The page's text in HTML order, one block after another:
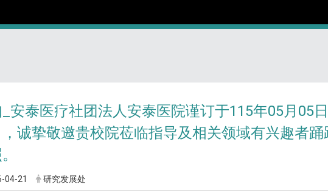
安泰医疗社团法人安泰医院谨订于115年05月05
诚挚敬邀贵校院莅临指导及相关领域有兴趣者
04-21 研究发展处